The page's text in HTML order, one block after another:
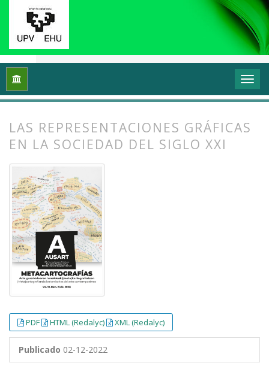
Inicio Vol. 10 Núm. 2 (2022):
LAS REPRESENTACIONES GRÁFICAS
EN LA SOCIEDAD DEL SIGLO XXI
PDF HTML (Redalyc) XML (Redalyc)
Publicado 02-12-2022